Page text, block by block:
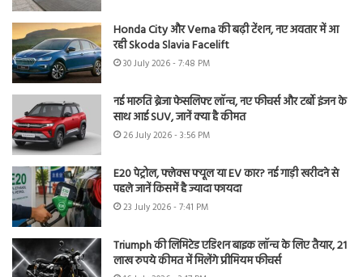
Honda City और Verna की बढ़ी टेंशन, नए अवतार में आ
रही Skoda Slavia Facelift
30 July 2026 - 7:48 PM
नई मारुति ब्रेजा फेसलिफ्ट लॉन्च, नए फीचर्स और टर्बो इंजन के
साथ आई SUV, जानें क्या है कीमत
26 July 2026 - 3:56 PM
E20 पेट्रोल, फ्लेक्स फ्यूल या EV कार? नई गाड़ी खरीदने से
पहले जानें किसमें है ज्यादा फायदा
23 July 2026 - 7:41 PM
Triumph की लिमिटेड एडिशन बाइक लॉन्च के लिए तैयार, 21
लाख रुपये कीमत में मिलेंगे प्रीमियम फीचर्स